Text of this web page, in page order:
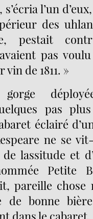
l’un
des
pestait
pas
de 1811. »
pas
éclairé
ne se
lassitude et
Petite
pareille chose
de bonne
dans le cabaret.